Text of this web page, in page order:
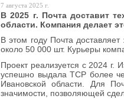
7 августа 2025 г.
В 2025 г. Почта доставит
области. Компания делает
В этом году Почта
около 50 000 шт. Курьеры
Проект реализуется с 2024 г.
успешно выдала ТСР более
Ивановской области. Для
значимости, позволяющей